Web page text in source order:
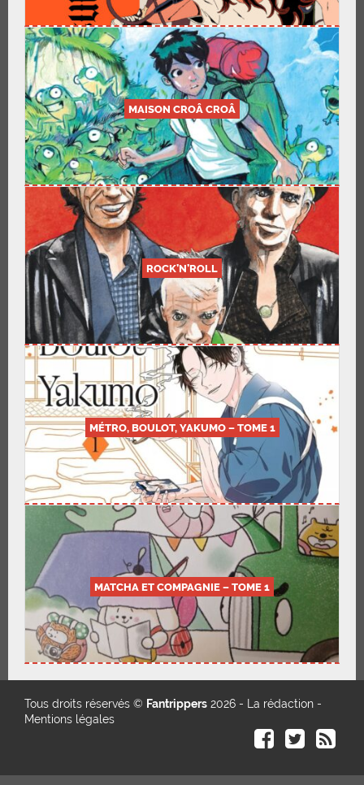
MAISON CROÂ CROÂ
ROCK’N’ROLL
MÉTRO, BOULOT, YAKUMO – TOME 1
MATCHA ET COMPAGNIE – TOME 1
Tous droits réservés © Fantrippers 2026 - La rédaction -
Mentions légales